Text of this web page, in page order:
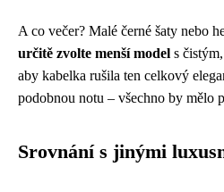
A co večer? Malé černé šaty nebo
určitě zvolte menší model s
aby kabelka rušila ten celkový
podobnou notu – všechno by mělo
Srovnání s jinými